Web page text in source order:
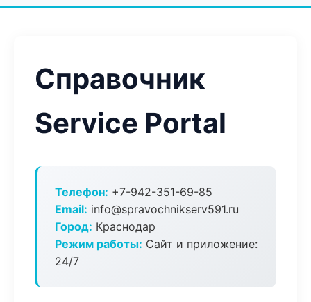
Справочник
Service Portal
Телефон: +7-942-351-69-85
Email: info@spravochnikserv591.ru
Город: Краснодар
Режим работы: Сайт и приложение:
24/7